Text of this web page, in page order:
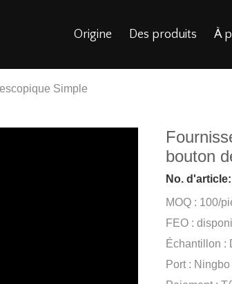
Origine Des produits À
Simple
bouton
No. d'article:
MOQ : 100/
FEO :
Échantillon :
Port :